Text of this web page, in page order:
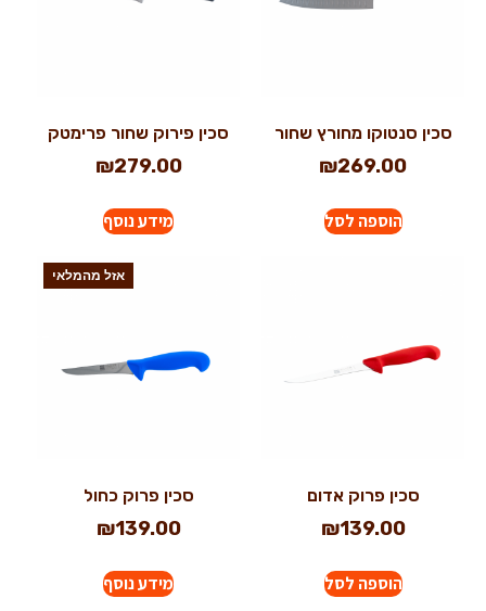
סכין סנטוקו מחורץ שחור
₪269.00
הוספה לסל
סכין פירוק שחור פרימטק
₪279.00
מידע נוסף
סכין פרוק אדום
₪139.00
הוספה לסל
אזל מהמלאי
סכין פרוק כחול
₪139.00
מידע נוסף